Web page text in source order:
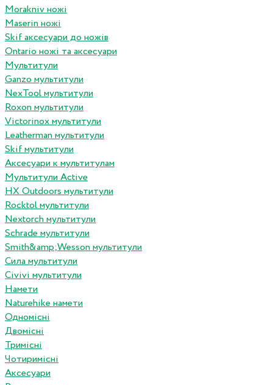
Morakniv ножі
Maserin ножі
Skif аксесуари до ножів
Ontario ножі та аксесуари
Мультитули
Ganzo мультитули
NexTool мультитули
Roxon мультитули
Victorinox мультитули
Leatherman мультитули
Skif мультитули
Аксесуари к мультитулам
Мультитули Active
HX Outdoors мультитули
Rocktol мультитули
Nextorch мультитули
Schrade мультитули
Smith&amp;Wesson мультитули
Сила мультитули
Civivi мультитули
Намети
Naturehike намети
Одномісні
Двомісні
Тримісні
Чотиримісні
Аксесуари